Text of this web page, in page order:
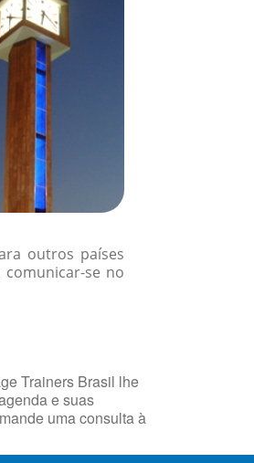
outros países
se no
Trainers Brasil lhe
e suas
uma consulta à